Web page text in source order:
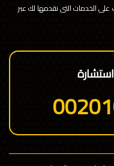
الخدمات التى نقدمها لك عبر